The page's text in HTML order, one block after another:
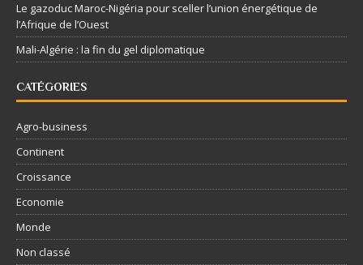
Le gazoduc Maroc-Nigéria pour sceller l’union énergétique de
l’Afrique de l’Ouest
Mali-Algérie : la fin du gel diplomatique
CATÉGORIES
Agro-business
Continent
Croissance
Economie
Monde
Non classé